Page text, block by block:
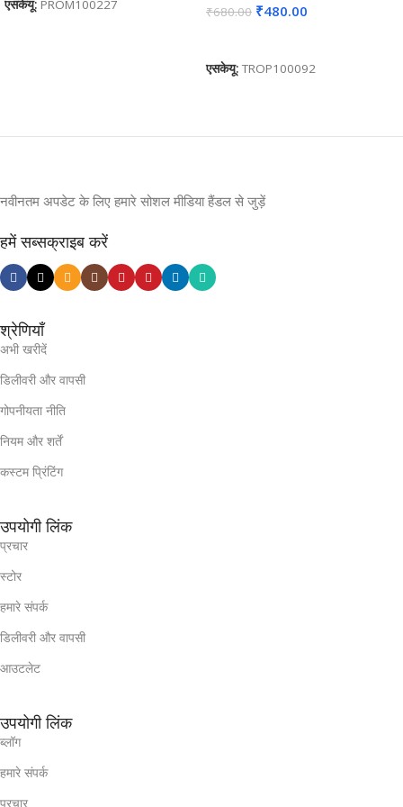
एसकेयू: PROM100227 ₹680.00 ₹480.00
एसकेयू: TROP100092
नवीनतम अपडेट के लिए हमारे सोशल मीडिया हैंडल से जुड़ें
हमें सब्सक्राइब करें
श्रेणियाँ
अभी खरीदें
डिलीवरी और वापसी
गोपनीयता नीति
नियम और शर्तें
कस्टम प्रिंटिंग
उपयोगी लिंक
प्रचार
स्टोर
हमारे संपर्क
डिलीवरी और वापसी
आउटलेट
उपयोगी लिंक
ब्लॉग
हमारे संपर्क
प्रचार